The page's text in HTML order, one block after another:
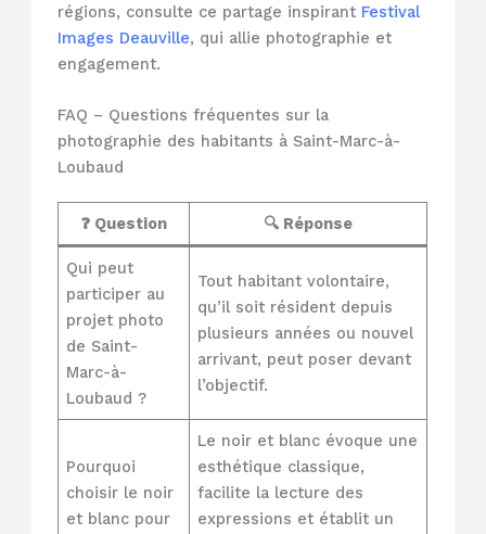
régions, consulte ce partage inspirant Festival
Images Deauville, qui allie photographie et
engagement.
FAQ – Questions fréquentes sur la
photographie des habitants à Saint-Marc-à-
Loubaud
❓ Question 🔍 Réponse
Qui peut
participer au
projet photo
de Saint-
Marc-à-
Loubaud ?
Tout habitant volontaire,
qu’il soit résident depuis
plusieurs années ou nouvel
arrivant, peut poser devant
l’objectif.
Pourquoi
choisir le noir
et blanc pour
Le noir et blanc évoque une
esthétique classique,
facilite la lecture des
expressions et établit un